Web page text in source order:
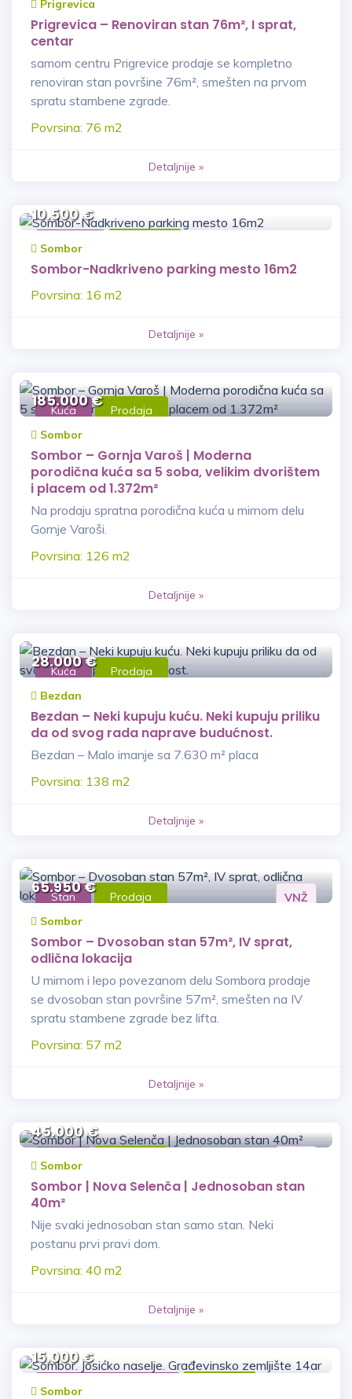
Prigrevica
Prigrevica – Renoviran stan 76m², I sprat,
centar
samom centru Prigrevice prodaje se kompletno
renoviran stan površine 76m², smešten na prvom
spratu stambene zgrade.
Povrsina: 76 m2
Detaljnije »
Garaža
10.500 €
Sombor
Sombor-Nadkriveno parking mesto 16m2
Povrsina: 16 m2
Detaljnije »
Kuća Prodaja
185.000 €
Sombor
Sombor – Gornja Varoš | Moderna
porodična kuća sa 5 soba, velikim dvorištem
i placem od 1.372m²
Na prodaju spratna porodična kuća u mirnom delu
Gornje Varoši.
Povrsina: 126 m2
Detaljnije »
Kuća Prodaja
28.000 €
Bezdan
Bezdan – Neki kupuju kuću. Neki kupuju priliku
da od svog rada naprave budućnost.
Bezdan – Malo imanje sa 7.630 m² placa
Povrsina: 138 m2
Detaljnije »
Stan Prodaja VNŽ
65.950 €
Sombor
Sombor – Dvosoban stan 57m², IV sprat,
odlična lokacija
U mirnom i lepo povezanom delu Sombora prodaje
se dvosoban stan površine 57m², smešten na IV
spratu stambene zgrade bez lifta.
Povrsina: 57 m2
Detaljnije »
Stan
45.000 €
Sombor
Sombor | Nova Selenča | Jednosoban stan
40m²
Nije svaki jednosoban stan samo stan. Neki
postanu prvi pravi dom.
Povrsina: 40 m2
Detaljnije »
Građevinsko Zemljište
15.000 €
Sombor